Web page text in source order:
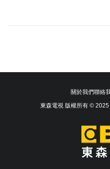
關於我們聯絡
東森電視 版權所有 ©